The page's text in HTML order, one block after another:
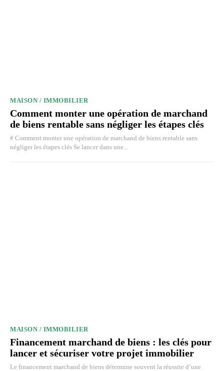
MAISON / IMMOBILIER
Comment monter une opération de marchand
de biens rentable sans négliger les étapes clés
# Comment monter une opération de marchand de biens rentable sans
négliger les étapes clés Se lancer dans une...
MAISON / IMMOBILIER
Financement marchand de biens : les clés pour
lancer et sécuriser votre projet immobilier
Le financement marchand de biens détermine souvent la réussite d’une